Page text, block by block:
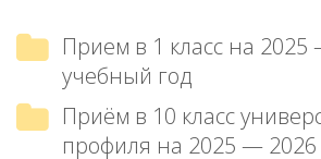
Прием в 1 класс на 2025
учебный год
Приём в 10 класс
профиля на 2025 — 2026